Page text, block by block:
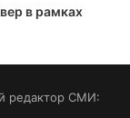
в рамках
редактор СМИ: